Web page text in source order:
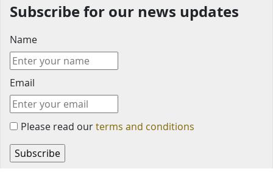
Subscribe for our news updates
Name
Email
Please read ourterms and conditions